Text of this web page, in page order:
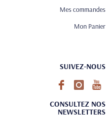
Mes commandes
Mon Panier
SUIVEZ-NOUS
CONSULTEZ NOS
NEWSLETTERS